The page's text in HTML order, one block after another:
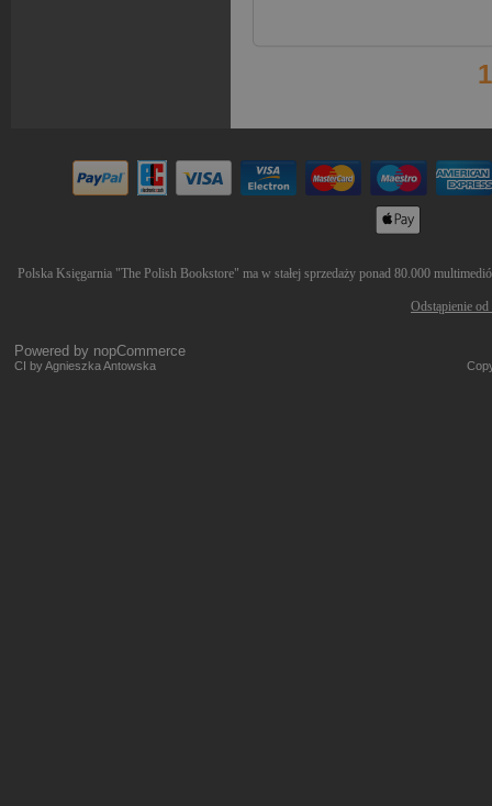
1
Polska Księgarnia "The Polish Bookstore" ma w stałej sprzedaży ponad 80.000
Odstąpienie
Powered by nopCommerce
CI by Agnieszka Antowska